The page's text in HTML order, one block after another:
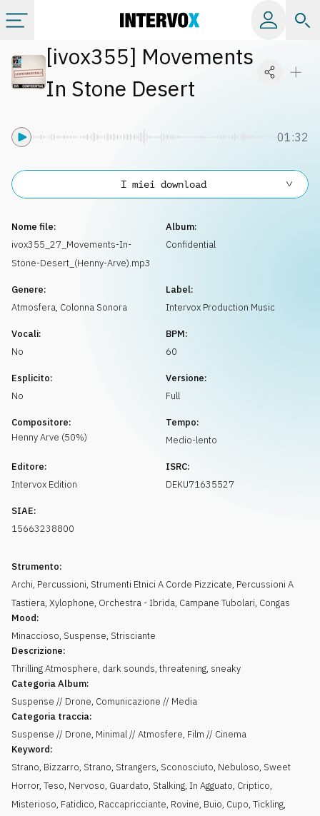
Categorie
[ivox355] Movements
In Stone Desert
01:32
Nome file:
ivox355_27_Movements-In-
Stone-Desert_(Henny-Arve).mp3
Album:
Confidential
Genere:
Atmosfera, Colonna Sonora
Label:
Intervox Production Music
Vocali:
No
BPM:
60
Esplicito:
No
Versione:
Full
Compositore:
HennyArve (50%)
Tempo:
Medio-lento
Editore:
Intervox Edition
ISRC:
DEKU71635527
SIAE:
15663238800
Strumento:
Archi, Percussioni, Strumenti Etnici A Corde Pizzicate, Percussioni A
Tastiera, Xylophone, Orchestra - Ibrida, Campane Tubolari, Congas
Mood:
Minaccioso, Suspense, Strisciante
Descrizione:
Thrilling Atmosphere, dark sounds, threatening, sneaky
Categoria Album:
Suspense // Drone, Comunicazione // Media
Categoria traccia:
Suspense // Drone, Minimal // Atmosfere, Film // Cinema
Keyword:
Strano, Bizzarro, Strano, Strangers, Sconosciuto, Nebuloso, Sweet
Horror, Teso, Nervoso, Guardato, Stalking, In Agguato, Criptico,
Misterioso, Fatidico, Raccapricciante, Rovine, Buio, Cupo, Tickling,
I miei download